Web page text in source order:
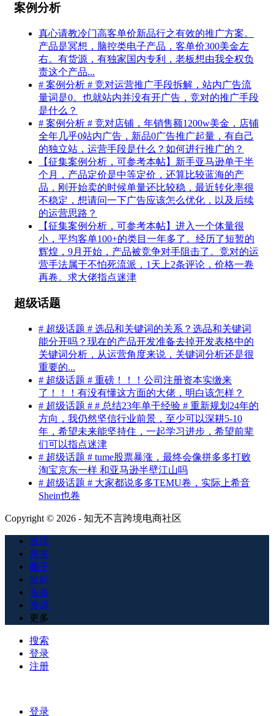
案例分析
真心请教冷门高客单价新品行之有效的推广方案。
产品是冥想，脑控类电子产品，客单价300美金左
右。有货源，有独家国内专利，老板想由我全权负
责这个产品...
# 案例分析 # 竞对运营推广手段拆解，站内广告流
量词是0。也就站内并没有开广告，竞对的推广手段
是什么？
# 案例分析 # 竞对店铺，年销售额1200w美金，店铺
全年几乎0站内广告，新品0广告推广起量，有自己
的独立站，运营手段是什么？如何进行推广的？
【征集案例分析，可参考本帖】新手亚马逊单干半
个月，产品定价是中等定价，还算比较蓝海的产
品，刚开始卖的时候单量还比较稳，最近转化率很
不稳定，想请问一下广告应该怎么优化，以及后续
的运营思路？
【征集案例分析，可参考本帖】进入一个体量很
小，平均客单100+的类目一年多了。经历了短暂的
辉煌，9月开始，产品被竞争对手阻击了。竞对的运
营手法属于不怕死流派，1天上2条评论，价格一卷
再卷。求大佬指点迷津
超级话题
# 超级话题 # 选品和关键词的关系？选品和关键词
能分开吗？现在的产品开发准备去掉开发表格中的
关键词分析，从运营角度来说，关键词分析还是很
重要的...
# 超级话题 # 重磅！！！公司注册资本实缴来
了！！！有没有懂这方面的大佬，明白该怎样？
# 超级话题 # # 总结23年单干经验 # 重新规划24年的
方向，我仍然坚信行业前景，至少可以深耕5-10
年，希望未来能坚持住，一起学习进步，希望前辈
们可以指点迷津
# 超级话题 # tume股票暴涨，最终会像拼多多打败
淘宝京东一样 和亚马逊半壁江山吗
# 超级话题 # 大家都说多多TEMU卷，实际上希音
Shein也卷
Copyright © 2026 - 知无不言跨境电商社区
发现
悬赏
圈子
发起
头条
资源
更多
搜索
登录
注册
登录